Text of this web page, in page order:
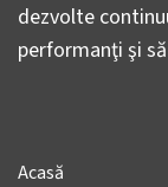
dezvolte
performanţi şi
Acasă